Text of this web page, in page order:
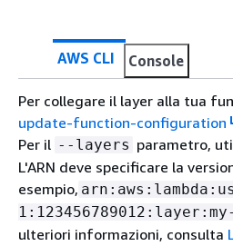
AWS CLI Console
Per collegare il layer alla tua
update-function-configuration
Per il --layers parametro,
L'ARN deve specificare la
esempio,
ulteriori informazioni, consulta